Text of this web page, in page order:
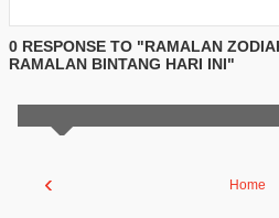
0 RESPONSE TO "RAMALAN
RAMALAN BINTANG HARI INI"
‹ Home